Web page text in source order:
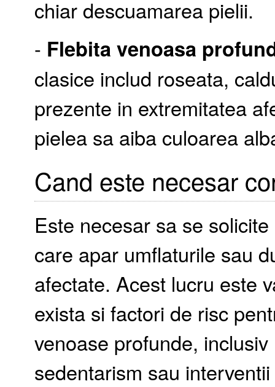
chiar descuamarea pielii.
- Flebita venoasa
clasice includ roseata,
prezente in extremitatea
pielea sa aiba culoarea
Cand este necesar
Este necesar sa se
care apar umflaturile sau
afectate. Acest lucru este
exista si factori de risc
venoase profunde,
sedentarism sau